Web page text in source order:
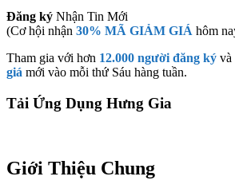
Đăng ký Nhận Tin Mới
(Cơ hội nhận 30% MÃ GIẢM GIÁ hôm
Tham gia với hơn 12.000 người đăng ký và
giá mới vào mỗi thứ Sáu hàng tuần.
Tải Ứng Dụng Hưng Gia
Giới Thiệu Chung